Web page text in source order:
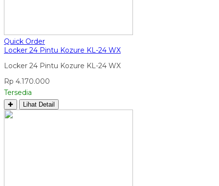
Quick Order
Locker 24 Pintu Kozure KL-24 WX
Locker 24 Pintu Kozure KL-24 WX
Rp 4.170.000
Tersedia
✚ Lihat Detail